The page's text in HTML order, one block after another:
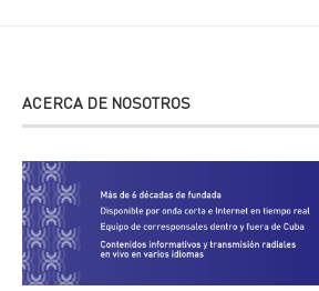
ACERCA DE NOSOTROS